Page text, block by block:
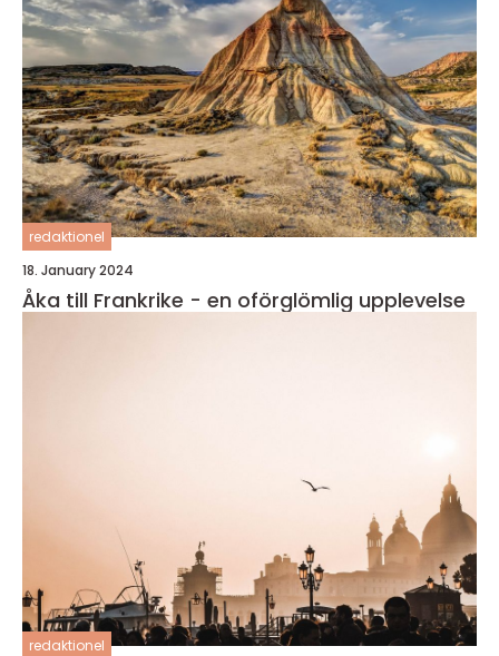
redaktionel
18. January 2024
Åka till Frankrike - en oförglömlig upplevelse
redaktionel